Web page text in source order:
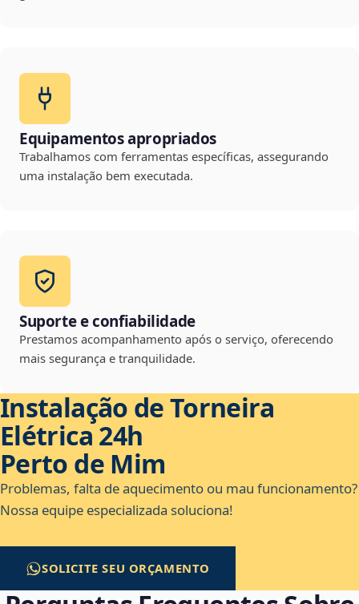
Equipamentos apropriados
Trabalhamos com ferramentas específicas, assegurando
uma instalação bem executada.
Suporte e confiabilidade
Prestamos acompanhamento após o serviço, oferecendo
mais segurança e tranquilidade.
Instalação de Torneira
Elétrica 24h
Perto de Mim
Problemas, falta de aquecimento ou mau funcionamento?
Nossa equipe especializada soluciona!
SOLICITE SEU ORÇAMENTO